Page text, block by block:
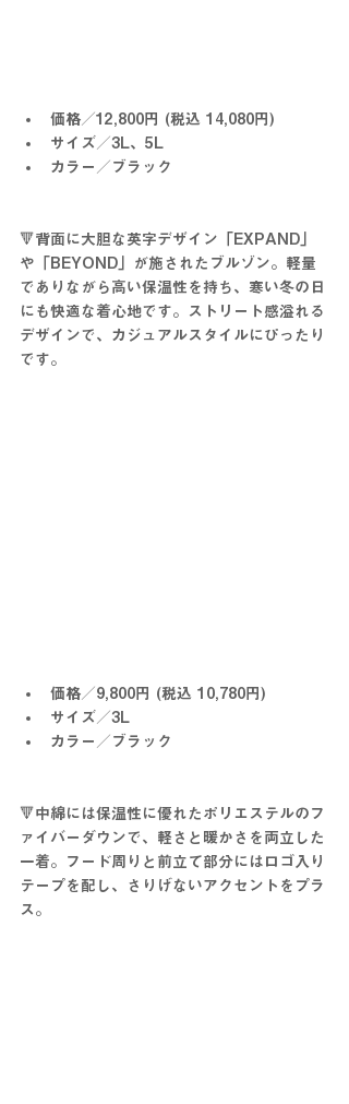
価格／12,800円 (税込 14,080円)
サイズ／3L、5L
カラー／ブラック
🔻背面に大胆な英字デザイン「EXPAND」
や「BEYOND」が施されたブルゾン。軽量
でありながら高い保温性を持ち、寒い冬の日
にも快適な着心地です。ストリート感溢れる
デザインで、カジュアルスタイルにぴったり
です。
価格／9,800円 (税込 10,780円)
サイズ／3L
カラー／ブラック
🔻中綿には保温性に優れたポリエステルのフ
ァイバーダウンで、軽さと暖かさを両立した
一着。フード周りと前立て部分にはロゴ入り
テープを配し、さりげないアクセントをプラ
ス。